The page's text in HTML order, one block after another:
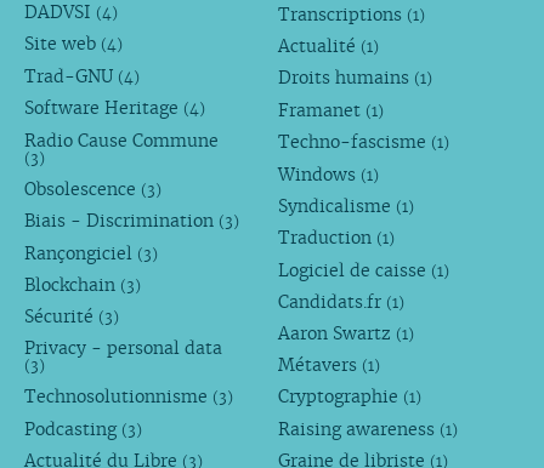
DADVSI (4)
Site web (4)
Trad-GNU (4)
Software Heritage (4)
Radio Cause Commune
(3)
Obsolescence (3)
Biais - Discrimination (3)
Rançongiciel (3)
Blockchain (3)
Sécurité (3)
Privacy - personal data
(3)
Technosolutionnisme (3)
Podcasting (3)
Actualité du Libre (3)
Transcriptions (1)
Actualité (1)
Droits humains (1)
Framanet (1)
Techno-fascisme (1)
Windows (1)
Syndicalisme (1)
Traduction (1)
Logiciel de caisse (1)
Candidats.fr (1)
Aaron Swartz (1)
Métavers (1)
Cryptographie (1)
Raising awareness (1)
Graine de libriste (1)